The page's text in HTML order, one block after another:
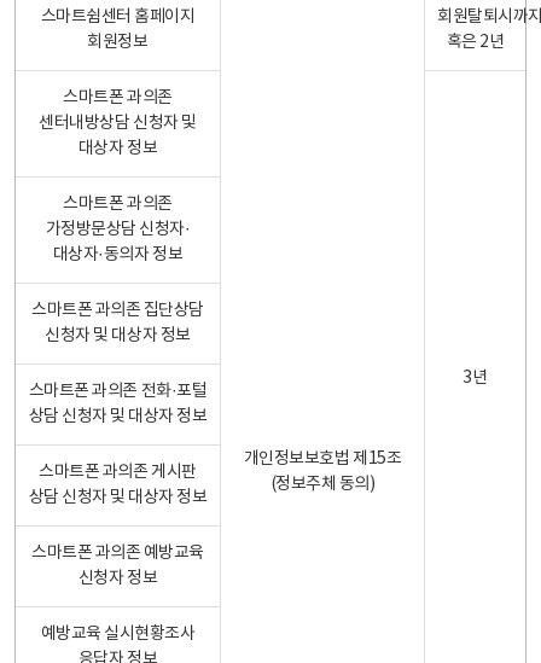
스마트쉼센터 홈페이지
회원정보
개인정보보호법 제15조
(정보주체 동의)
회원탈퇴시까
혹은 2년
스마트폰 과의존
센터내방상담 신청자 및
대상자 정보
3년
스마트폰 과의존
가정방문상담 신청자·
대상자·동의자 정보
스마트폰 과의존 집단상담
신청자 및 대상자 정보
스마트폰 과의존 전화·포털
상담 신청자 및 대상자 정보
스마트폰 과의존 게시판
상담 신청자 및 대상자 정보
스마트폰 과의존 예방교육
신청자 정보
예방교육 실시현황조사
응답자 정보